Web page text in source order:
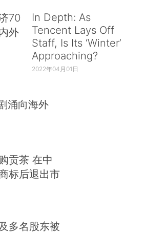
70
外
In Depth: As
Tencent Lays Off
Staff, Is Its ‘Winter’
Approaching?
2022年04月01日
涌向海外
贡茶 在中
标后退出市
多名股东被